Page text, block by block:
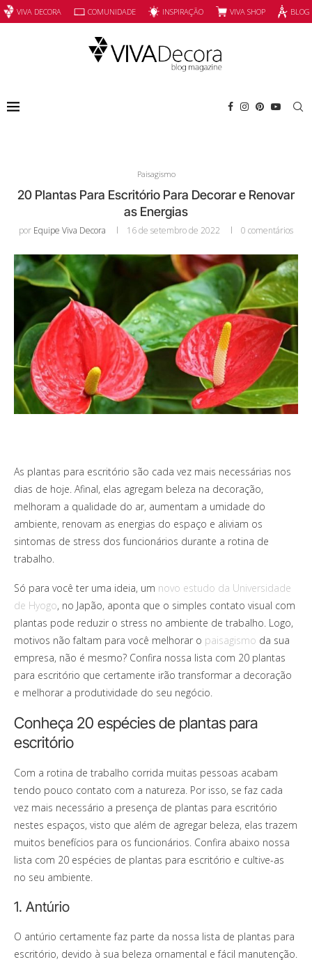
VIVA DECORA COMUNIDADE INSPIRAÇÃO VIVA SHOP
Paisagismo
20 Plantas Para Escritório Para Decorar e Renovar
as Energias
por Equipe Viva Decora 16 de setembro de 2022 0 comentários
As plantas para escritório são cada vez mais necessárias nos
dias de hoje. Afinal, elas agregam beleza na decoração,
melhoram a qualidade do ar, aumentam a umidade do
ambiente, renovam as energias do espaço e aliviam os
sintomas de stress dos funcionários durante a rotina de
trabalho.
Só para você ter uma ideia, um novo estudo da Universidade
de Hyogo, no Japão, aponta que o simples contato visual com
plantas pode reduzir o stress no ambiente de trabalho. Logo,
motivos não faltam para você melhorar o paisagismo da sua
empresa, não é mesmo? Confira nossa lista com 20 plantas
para escritório que certamente irão transformar a decoração
e melhorar a produtividade do seu negócio.
Conheça 20 espécies de plantas para
escritório
Com a rotina de trabalho corrida muitas pessoas acabam
tendo pouco contato com a natureza. Por isso, se faz cada
vez mais necessário a presença de plantas para escritório
nestes espaços, visto que além de agregar beleza, elas trazem
muitos benefícios para os funcionários. Confira abaixo nossa
lista com 20 espécies de plantas para escritório e cultive-as
no seu ambiente.
1. Antúrio
O antúrio certamente faz parte da nossa lista de plantas para
escritório, devido à sua beleza ornamental e fácil manutenção.